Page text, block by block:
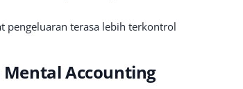
pengeluaran terasa lebih terkontrol
Mental Accounting